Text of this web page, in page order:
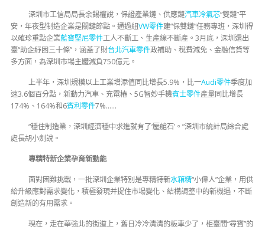
深圳市工信局局長余錫權說，保證產業鏈、供應鏈汽車冷氣芯“雙鏈”平
安，年夜型制造企業是關鍵節點。通過組VW零件建“保雙鏈”任務專班，深圳得
以確珍重點企業藍寶堅尼零件工人不斷工、生產線不斷產。3月底，深圳還出
臺“助企紓困三十條”，涵蓋了財台北汽車零件政補助、稅費減免、金融信貸等
多方面，為深圳市場主體減負750億元。
上半年，深圳規模以上工業增添值同比增長5.9%，比一Audi零件季度加
速3.6個百分點，新動力汽車、充電樁、5G智妙手機賓士零件產量同比增長
174%、164%和6賓利零件7%……
“穩住制造業，深圳經濟穩中求進就有了‘壓艙石’。”深圳市統計局綜合處
處長胡小劍說。
專精特新企業孕育新動能
面對困難挑戰，一批深圳企業特別是專精特新水箱精“小偉人”企業，用供
給升級應對需求變化，積極發現并捉住市場變化、結構調整中的新機遇，不斷
創造新的有用需求。
現在，走在華強北的街道上，舊日冷冷清清的板車少了，柜臺間“尋寶”的